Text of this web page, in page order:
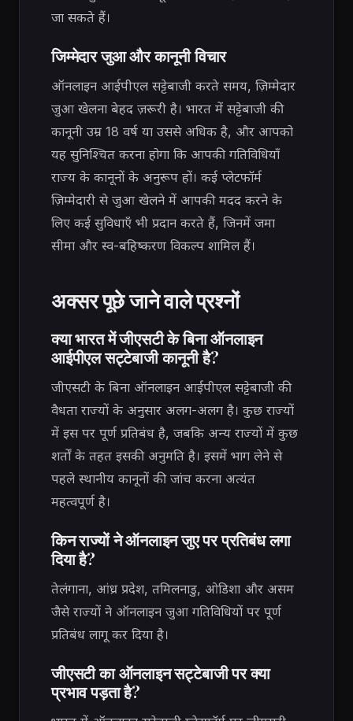
जा सकते हैं।
जिम्मेदार जुआ और कानूनी विचार
ऑनलाइन आईपीएल सट्टेबाजी करते समय, ज़िम्मेदार
जुआ खेलना बेहद ज़रूरी है। भारत में सट्टेबाजी की
कानूनी उम्र 18 वर्ष या उससे अधिक है, और आपको
यह सुनिश्चित करना होगा कि आपकी गतिविधियाँ
राज्य के कानूनों के अनुरूप हों। कई प्लेटफॉर्म
ज़िम्मेदारी से जुआ खेलने में आपकी मदद करने के
लिए कई सुविधाएँ भी प्रदान करते हैं, जिनमें जमा
सीमा और स्व-बहिष्करण विकल्प शामिल हैं।
अक्सर पूछे जाने वाले प्रश्नों
क्या भारत में जीएसटी के बिना ऑनलाइन
आईपीएल सट्टेबाजी कानूनी है?
जीएसटी के बिना ऑनलाइन आईपीएल सट्टेबाजी की
वैधता राज्यों के अनुसार अलग-अलग है। कुछ राज्यों
में इस पर पूर्ण प्रतिबंध है, जबकि अन्य राज्यों में कुछ
शर्तों के तहत इसकी अनुमति है। इसमें भाग लेने से
पहले स्थानीय कानूनों की जांच करना अत्यंत
महत्वपूर्ण है।
किन राज्यों ने ऑनलाइन जुए पर प्रतिबंध लगा
दिया है?
तेलंगाना, आंध्र प्रदेश, तमिलनाडु, ओडिशा और असम
जैसे राज्यों ने ऑनलाइन जुआ गतिविधियों पर पूर्ण
प्रतिबंध लागू कर दिया है।
जीएसटी का ऑनलाइन सट्टेबाजी पर क्या
प्रभाव पड़ता है?